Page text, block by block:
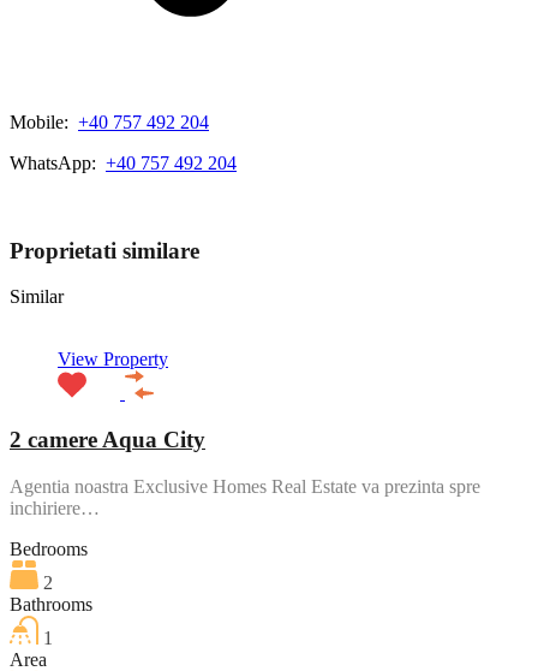
Mobile: +40 757 492 204
WhatsApp: +40 757 492 204
Proprietati similare
Similar
View Property
2 camere Aqua City
Agentia noastra Exclusive Homes Real Estate va prezinta spre
inchiriere…
Bedrooms
2
Bathrooms
1
Area